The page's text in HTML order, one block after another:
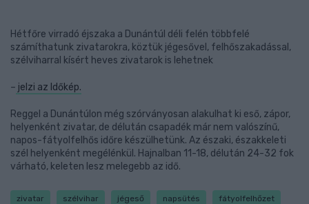
Hétfőre virradó éjszaka a Dunántúl déli felén többfelé
számíthatunk zivatarokra, köztük jégesővel, felhőszakadással,
szélviharral kísért heves zivatarok is lehetnek
– jelzi az Időkép.
Reggel a Dunántúlon még szórványosan alakulhat ki eső, zápor,
helyenként zivatar, de délután csapadék már nem valószínű,
napos-fátyolfelhős időre készülhetünk. Az északi, északkeleti
szél helyenként megélénkül. Hajnalban 11-18, délután 24-32 fok
várható, keleten lesz melegebb az idő.
zivatar szélvihar jégeső napsütés fátyolfelhőzet